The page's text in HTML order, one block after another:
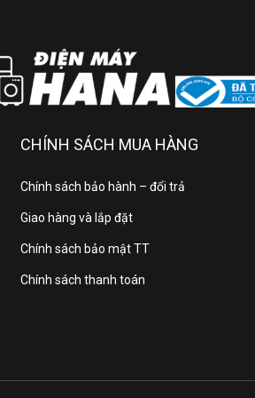
Công nghệ làm lạnh nhanh:
Tiện ích:
Thông số
CHÍNH SÁCH MUA HÀNG
Chính sách bảo hành – đổi trả
Giao hàng và lắp đặt
Chính sách bảo mật TT
Chính sách thanh toán